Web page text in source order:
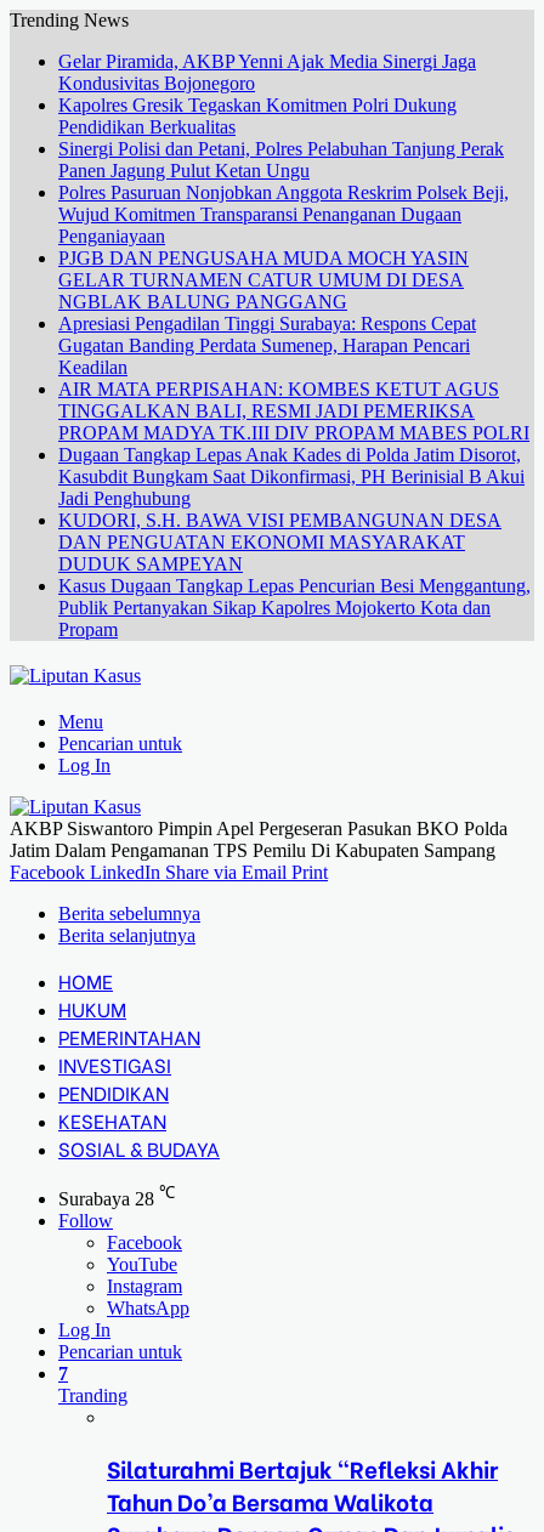
Trending News
Gelar Piramida, AKBP Yenni Ajak Media Sinergi Jaga
Kondusivitas Bojonegoro
Kapolres Gresik Tegaskan Komitmen Polri Dukung
Pendidikan Berkualitas
Sinergi Polisi dan Petani, Polres Pelabuhan Tanjung Perak
Panen Jagung Pulut Ketan Ungu
Polres Pasuruan Nonjobkan Anggota Reskrim Polsek Beji,
Wujud Komitmen Transparansi Penanganan Dugaan
Penganiayaan
PJGB DAN PENGUSAHA MUDA MOCH YASIN
GELAR TURNAMEN CATUR UMUM DI DESA
NGBLAK BALUNG PANGGANG
Apresiasi Pengadilan Tinggi Surabaya: Respons Cepat
Gugatan Banding Perdata Sumenep, Harapan Pencari
Keadilan
AIR MATA PERPISAHAN: KOMBES KETUT AGUS
TINGGALKAN BALI, RESMI JADI PEMERIKSA
PROPAM MADYA TK.III DIV PROPAM MABES POLRI
Dugaan Tangkap Lepas Anak Kades di Polda Jatim Disorot,
Kasubdit Bungkam Saat Dikonfirmasi, PH Berinisial B Akui
Jadi Penghubung
KUDORI, S.H. BAWA VISI PEMBANGUNAN DESA
DAN PENGUATAN EKONOMI MASYARAKAT
DUDUK SAMPEYAN
Kasus Dugaan Tangkap Lepas Pencurian Besi Menggantung,
Publik Pertanyakan Sikap Kapolres Mojokerto Kota dan
Propam
Menu
Pencarian untuk
Log In
AKBP Siswantoro Pimpin Apel Pergeseran Pasukan BKO Polda
Jatim Dalam Pengamanan TPS Pemilu Di Kabupaten Sampang
Facebook LinkedIn Share via Email Print
Berita sebelumnya
Berita selanjutnya
HOME
HUKUM
PEMERINTAHAN
INVESTIGASI
PENDIDIKAN
KESEHATAN
SOSIAL & BUDAYA
Surabaya 28 ℃
Follow
Facebook
YouTube
Instagram
WhatsApp
Log In
Pencarian untuk
7
Tranding
Silaturahmi Bertajuk “Refleksi Akhir
Tahun Do’a Bersama Walikota